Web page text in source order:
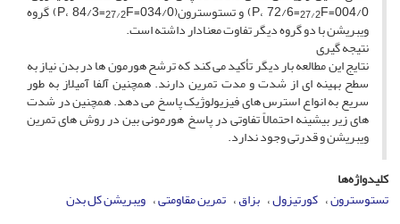
004/0=P، 72/6= 27/2F) و تستوسترون(034/0=P، 84/3= 27/2 F) گروه
ویبریشن با دو گروه دیگر تفاوت معنادار داشته است.
نتیجه گیری
نتایج این مطالعه بار دیگر تأکید می کند که ترشح هورمون ها در بدن نیاز به
سطح بهینه ای از شدت و مدت تمرین دارند. همچنین آلفا آمیلاز به طور
سریع به انواع استرس های فیزیولوژیک پاسخ می دهد. همچنین در شدت
های زیر بیشینه احتمالاً تفاوتی در پاسخ هورمونی بین در روش های تمرین
ویبریشن و قدرتی وجود ندارد.
کلیدواژه‌ها
تستوسترون کورتیزول بزاق تمرین مقاومتی ویبریشن کل بدن